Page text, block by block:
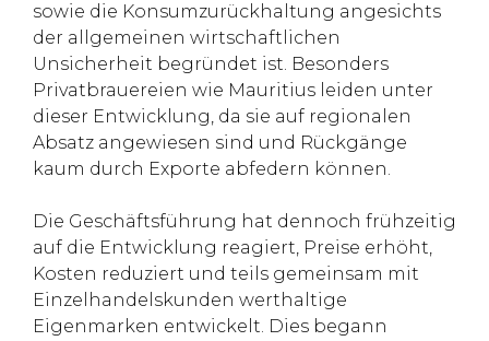
sowie die Konsumzurückhaltung angesichts
der allgemeinen wirtschaftlichen
Unsicherheit begründet ist. Besonders
Privatbrauereien wie Mauritius leiden unter
dieser Entwicklung, da sie auf regionalen
Absatz angewiesen sind und Rückgänge
kaum durch Exporte abfedern können.
Die Geschäftsführung hat dennoch frühzeitig
auf die Entwicklung reagiert, Preise erhöht,
Kosten reduziert und teils gemeinsam mit
Einzelhandelskunden werthaltige
Eigenmarken entwickelt. Dies begann